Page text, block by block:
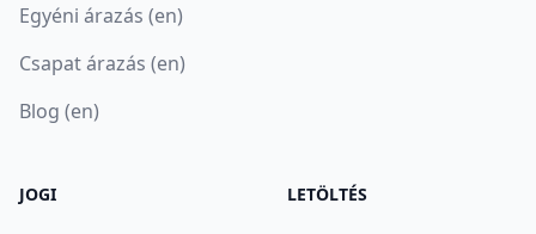
Egyéni árazás (en)
Csapat árazás (en)
Blog (en)
JOGI LETÖLTÉS